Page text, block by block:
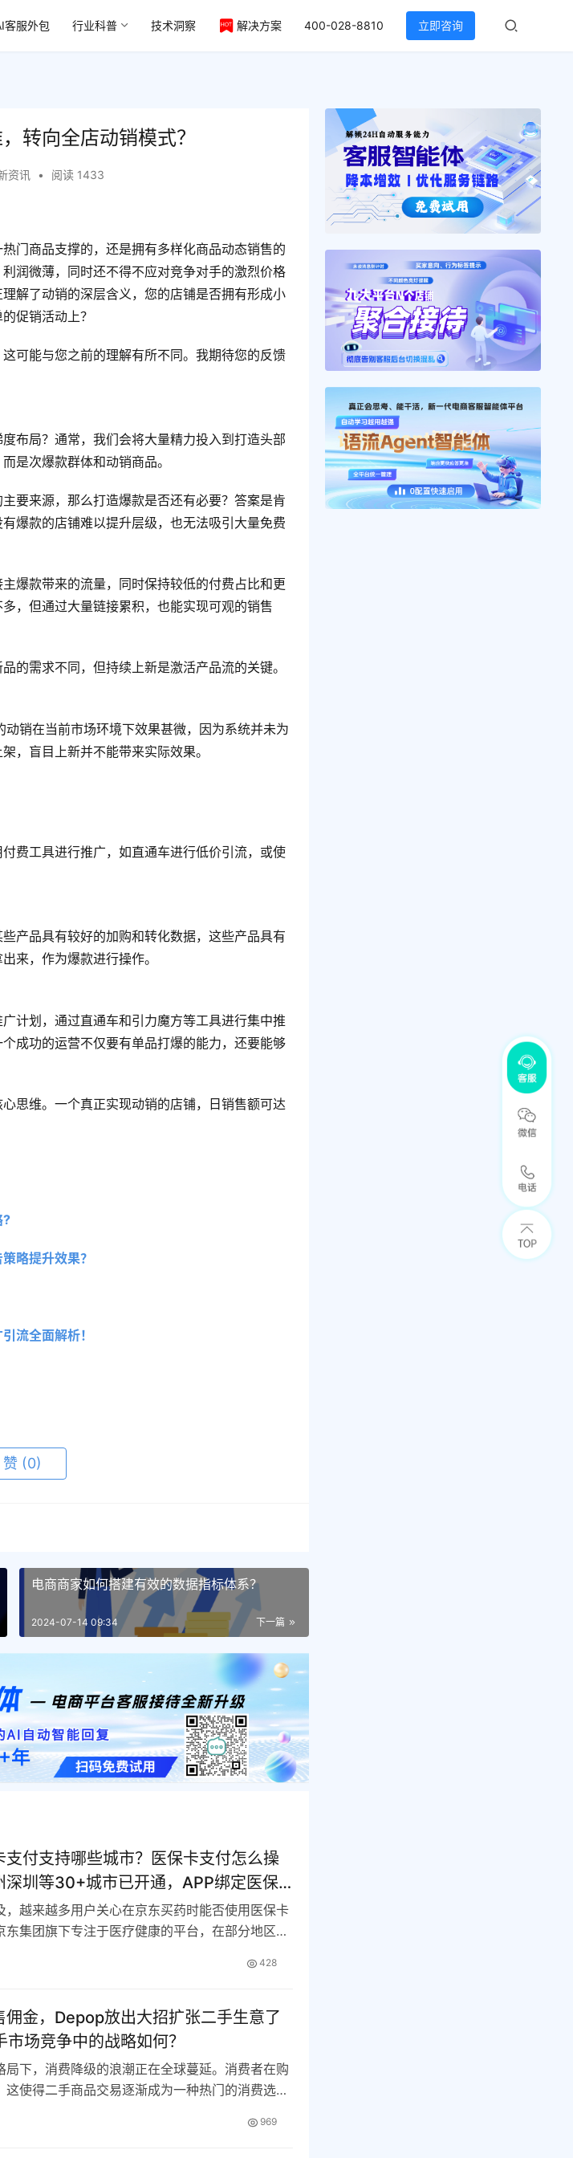
客服外包 行业科普 技术洞察 解决方案 400-028-8810 立即咨询
转向全店动销模式？
资讯 • 阅读 1433
门商品支撑的，还是拥有多样化商品动态销售的
润微薄，同时还不得不应对竞争对手的激烈价格
解了动销的深层含义，您的店铺是否拥有形成小
促销活动上？
可能与您之前的理解有所不同。我期待您的反馈
布局？通常，我们会将大量精力投入到打造头部
是次爆款群体和动销商品。
要来源，那么打造爆款是否还有必要？答案是肯
爆款的店铺难以提升层级，也无法吸引大量免费
爆款带来的流量，同时保持较低的付费占比和更
，但通过大量链接累积，也能实现可观的销售
的需求不同，但持续上新是激活产品流的关键。
销在当前市场环境下效果甚微，因为系统并未为
，盲目上新并不能带来实际效果。
费工具进行推广，如直通车进行低价引流，或使
产品具有较好的加购和转化数据，这些产品具有
来，作为爆款进行操作。
计划，通过直通车和引力魔方等工具进行集中推
成功的运营不仅要有单品打爆的能力，还要能够
思维。一个真正实现动销的店铺，日销售额可达
?
略提升效果？
流全面解析！
赞 (0)
电商商家如何搭建有效的数据指标体系？
下一篇
2024-07-14 09:34
支付支持哪些城市？医保卡支付怎么操
深圳等30+城市已开通，APP绑定医保
市查询与使用全流程
，越来越多用户关心在京东买药时能否使用医保卡
东集团旗下专注于医疗健康的平台，在部分地区已
428
佣金，Depop放出大招扩张二手生意了
场竞争中的战略如何？
局下，消费降级的浪潮正在全球蔓延。消费者在购
这使得二手商品交易逐渐成为一种热门的消费选
969